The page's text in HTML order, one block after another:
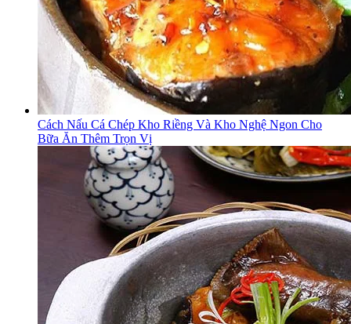
Cách Nấu Cá Chép Kho Riềng Và Kho Nghệ Ngon Cho
Bữa Ăn Thêm Trọn Vị